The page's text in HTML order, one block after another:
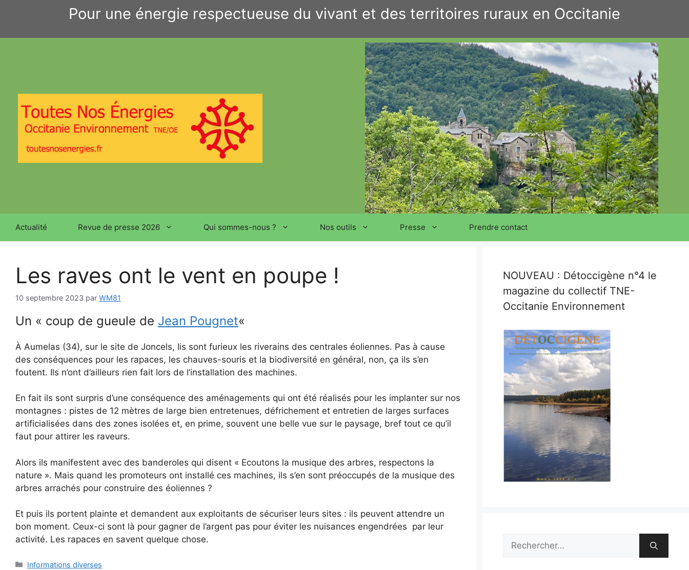
Pour une énergie respectueuse du vivant et des territoires ruraux en Occitanie
Actualité Revue de presse 2026 Qui sommes-nous ? Nos outils Presse Prendre contact
Les raves ont le vent en poupe !
10 septembre 2023 par WM81
Un « coup de gueule de Jean Pougnet«
À Aumelas (34), sur le site de Joncels, Iis sont furieux les riverains des centrales éoliennes. Pas à cause
des conséquences pour les rapaces, les chauves-souris et la biodiversité en général, non, ça ils s’en
foutent. Ils n’ont d’ailleurs rien fait lors de l’installation des machines.
En fait ils sont surpris d’une conséquence des aménagements qui ont été réalisés pour les implanter sur nos
montagnes : pistes de 12 mètres de large bien entretenues, défrichement et entretien de larges surfaces
artificialisées dans des zones isolées et, en prime, souvent une belle vue sur le paysage, bref tout ce qu’il
faut pour attirer les raveurs.
Alors ils manifestent avec des banderoles qui disent « Ecoutons la musique des arbres, respectons la
nature ». Mais quand les promoteurs ont installé ces machines, ils s’en sont préoccupés de la musique des
arbres arrachés pour construire des éoliennes ?
Et puis ils portent plainte et demandent aux exploitants de sécuriser leurs sites : ils peuvent attendre un
bon moment. Ceux-ci sont là pour gagner de l’argent pas pour éviter les nuisances engendrées par leur
activité. Les rapaces en savent quelque chose.
Catégories
Informations diverses
NOUVEAU : Détoccigène n°4 le
magazine du collectif TNE-
Occitanie Environnement
Rechercher :